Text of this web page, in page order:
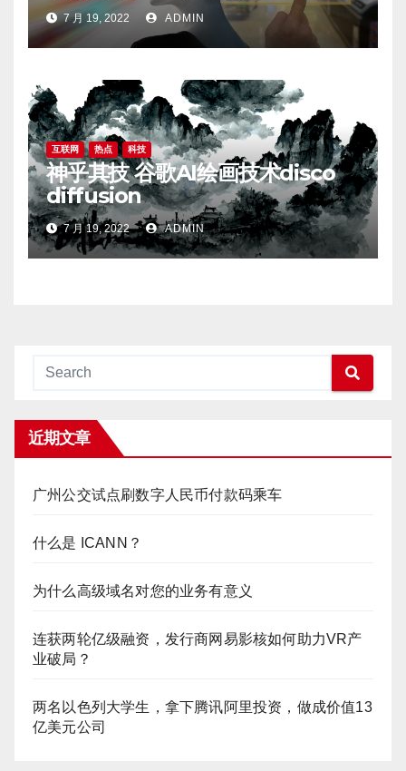
7 月 19, 2022 ADMIN
互联网 热点 科技
神乎其技 谷歌AI绘画技术disco
diffusion
7 月 19, 2022 ADMIN
近期文章
广州公交试点刷数字人民币付款码乘车
什么是 ICANN？
为什么高级域名对您的业务有意义
连获两轮亿级融资，发行商网易影核如何助力VR产
业破局？
两名以色列大学生，拿下腾讯阿里投资，做成价值13
亿美元公司